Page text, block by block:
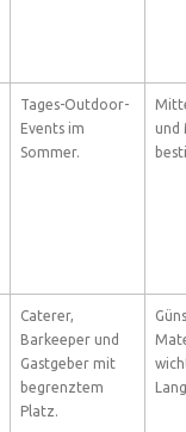
Tages-Outdoor-
Events im
Sommer.
und
Caterer,
Barkeeper und
Gastgeber mit
begrenztem
Platz.